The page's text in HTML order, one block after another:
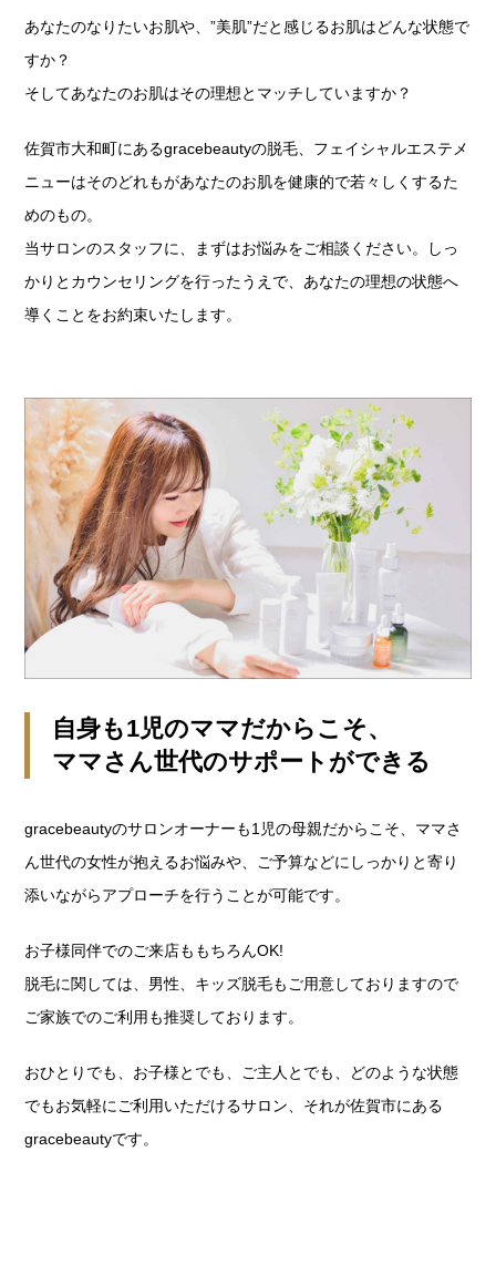
あなたのなりたいお肌や、”美肌”だと感じるお肌はどんな状態で
すか？
そしてあなたのお肌はその理想とマッチしていますか？
佐賀市大和町にあるgracebeautyの脱毛、フェイシャルエステメ
ニューはそのどれもがあなたのお肌を健康的で若々しくするた
めのもの。
当サロンのスタッフに、まずはお悩みをご相談ください。しっ
かりとカウンセリングを行ったうえで、あなたの理想の状態へ
導くことをお約束いたします。
自身も1児のママだからこそ、
ママさん世代のサポートができる
gracebeautyのサロンオーナーも1児の母親だからこそ、ママさ
ん世代の女性が抱えるお悩みや、ご予算などにしっかりと寄り
添いながらアプローチを行うことが可能です。
お子様同伴でのご来店ももちろんOK!
脱毛に関しては、男性、キッズ脱毛もご用意しておりますので
ご家族でのご利用も推奨しております。
おひとりでも、お子様とでも、ご主人とでも、 どのような状態
でもお気軽にご利用いただけるサロン、それが佐賀市にある
gracebeautyです。